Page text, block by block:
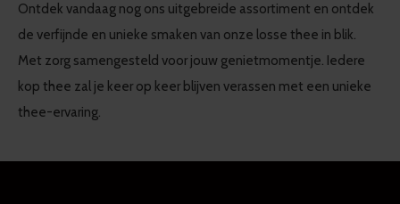
Ontdek vandaag nog ons uitgebreide assortiment en ontdek
de verfijnde en unieke smaken van onze losse thee in blik.
Met zorg samengesteld voor jouw genietmomentje. Iedere
kop thee zal je keer op keer blijven verassen met een unieke
thee-ervaring.